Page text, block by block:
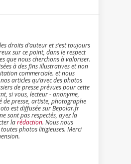
droits d’auteur et s’est toujours
sur ce point, dans le respect
que nous cherchons à valoriser.
à des fins illustratives et non
commerciale. et nous
articles qu’avec des photos
de presse prévues pour cette
si vous, lecteur - anonyme,
presse, artiste, photographe
est diffusée sur Bepolar.fr
sont pas respectés, ayez la
larédaction. Nous nous
photos litigieuses. Merci